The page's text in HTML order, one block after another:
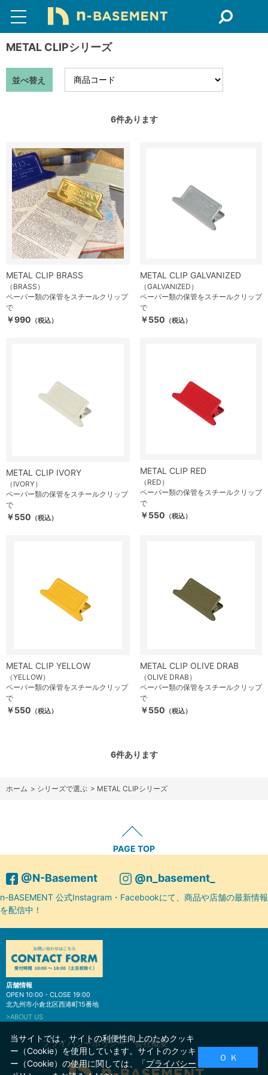
METAL CLIPシリーズ
並べ替え
6件あります
METAL CLIP BRASS
（BRASS）
ペーパー類の保管をスチールクリップ
で
￥990 （税込）
METAL CLIP GALVANIZED
（GALVANIZED）
ペーパー類の保管をスチールクリップ
で
￥550 （税込）
METAL CLIP IVORY
（IVORY）
ペーパー類の保管をスチールクリップ
で
￥550 （税込）
METAL CLIP RED
（RED）
ペーパー類の保管をスチールクリップ
で
￥550 （税込）
METAL CLIP YELLOW
（YELLOW）
ペーパー類の保管をスチールクリップ
で
￥550 （税込）
METAL CLIP OLIVE DRAB
（OLIVE DRAB）
ペーパー類の保管をスチールクリップ
で
￥550 （税込）
6件あります
ホーム > シリーズで選ぶ > METAL CLIPシリーズ
PAGE TOP
@N-Basement @n_basement_
n-BASEMENT 公式Instagram・Facebookにて、商品や店舗の最新情報
を配信中！
店舗情報
OPEN 10:00 - CLOSE 19:00
北九州市小倉北区西港町15番地
>ABOUT US
プライバシーポリシー 会社概要
当サイトでは、サイトの利便性向上のためクッキ
ー（Cookie）を使用しています。サイトのクッキ
ー（Cookie）の使用に関しては、「プライバシー
Ｏ Ｋ